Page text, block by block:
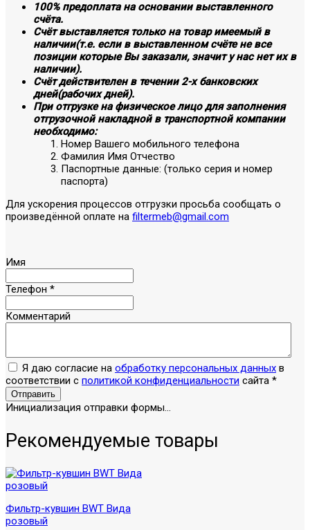
100% предоплата на основании выставленного
счёта.
Счёт выставляется только на товар имеемый в
наличии(т.е. если в выставленном счёте не все
позиции которые Вы заказали, значит у нас нет их в
наличии).
Счёт действителен в течении 2-х банковских
дней(рабочих дней).
При отгрузке на физическое лицо для заполнения
отгрузочной накладной в транспортной компании
необходимо:
Номер Вашего мобильного телефона
Фамилия Имя Отчество
Паспортные данные: (только серия и номер
паспорта)
Для ускорения процессов отгрузки просьба сообщать о
произведённой оплате на filtermeb@gmail.com
Имя
Телефон *
Комментарий
Я даю согласие на обработку персональных данных в
соответствии с политикой конфиденциальности сайта *
Отправить
Инициализация отправки формы...
Рекомендуемые товары
Фильтр-кувшин BWT Вида
розовый